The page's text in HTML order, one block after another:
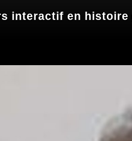
interactif en histoire